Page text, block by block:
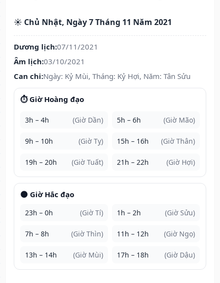
☀️ Chủ Nhật, Ngày 7 Tháng 11 Năm 2021
Dương lịch:07/11/2021
Âm lịch:03/10/2021
Can chi:Ngày: Kỷ Mùi, Tháng: Kỷ Hợi, Năm: Tân Sửu
⏱️ Giờ Hoàng đạo
3h – 4h (Giờ Dần) 5h – 6h (Giờ Mão)
9h – 10h (Giờ Tỵ) 15h – 16h (Giờ Thân)
19h – 20h (Giờ Tuất) 21h – 22h (Giờ Hợi)
🌑 Giờ Hắc đạo
23h – 0h (Giờ Tí) 1h – 2h (Giờ Sửu)
7h – 8h (Giờ Thìn) 11h – 12h (Giờ Ngọ)
13h – 14h (Giờ Mùi) 17h – 18h (Giờ Dậu)